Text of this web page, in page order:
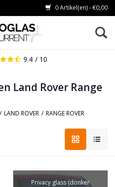
0 Artikel(en) - €0,00
9.4 / 10
Land Rover Range
/ LAND ROVER / RANGE ROVER
Privacy glass (donker